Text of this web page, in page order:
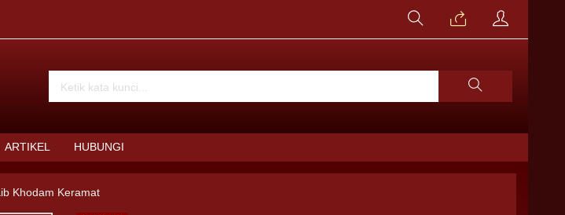
ARTIKEL HUBUNGI
Khodam Keramat